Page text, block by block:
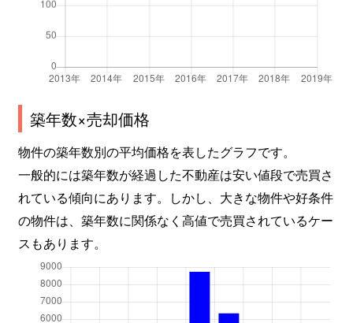
築年数×売却価格
物件の築年数別の平均価格を表したグラフです。
一般的には築年数が経過した不動産は安い値段で売買さ
れている傾向にあります。しかし、大きな物件や好条件
の物件は、築年数に関係なく高値で売買されているケー
スもあります。